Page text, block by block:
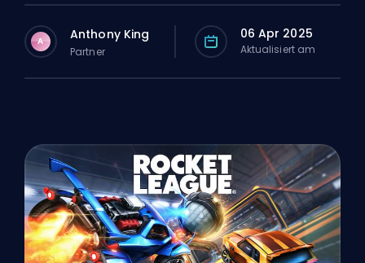
A Anthony King
Partner
06 Apr 2025
Aktualisiert am